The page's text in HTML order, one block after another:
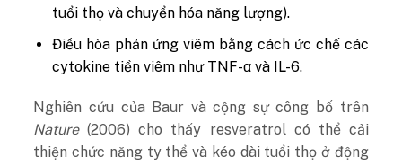
tuổi thọ và chuyển hóa năng lượng).
Điều hòa phản ứng viêm bằng cách ức chế các
cytokine tiền viêm như TNF-α và IL-6.
Nghiên cứu của Baur và cộng sự công bố trên
Nature(2006) cho thấy resveratrol có thể cải
thiện chức năng ty thể và kéo dài tuổi thọ ở động